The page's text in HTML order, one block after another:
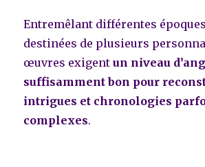
Entremêlant différentes
destinées de plusieurs
œuvres exigentun niveau
suffisamment bon pour
intrigues et chronologies
complexes.